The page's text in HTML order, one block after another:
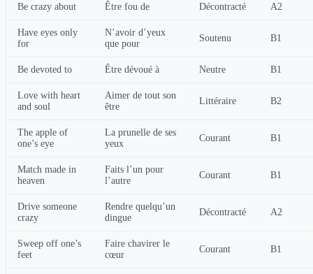
Be crazy about Être fou de Décontracté A2
Have eyes only
for
N’avoir d’yeux
que pour
Soutenu B1
Be devoted to Être dévoué à Neutre B1
Love with heart
and soul
Aimer de tout son
être
Littéraire B2
The apple of
one’s eye
La prunelle de ses
yeux
Courant B1
Match made in
heaven
Faits l’un pour
l’autre
Courant B1
Drive someone
crazy
Rendre quelqu’un
dingue
Décontracté A2
Sweep off one’s
feet
Faire chavirer le
cœur
Courant B1